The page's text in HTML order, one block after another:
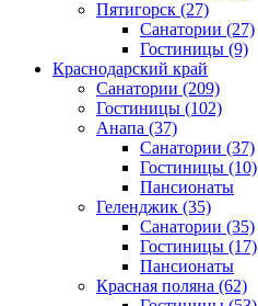
Пятигорск (27)
Санатории (27)
Гостиницы (9)
Краснодарский край
Санатории (209)
Гостиницы (102)
Анапа (37)
Санатории (37)
Гостиницы (10)
Пансионаты
Геленджик (35)
Санатории (35)
Гостиницы (17)
Пансионаты
Красная поляна (62)